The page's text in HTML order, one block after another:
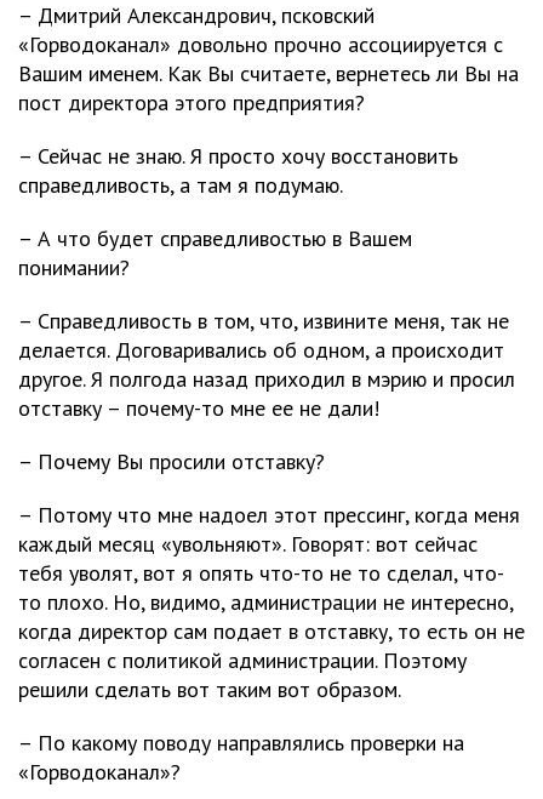
– Дмитрий Александрович, псковский
«Горводоканал» довольно прочно ассоциируется с
Вашим именем. Как Вы считаете, вернетесь ли Вы на
пост директора этого предприятия?
– Сейчас не знаю. Я просто хочу восстановить
справедливость, а там я подумаю.
– А что будет справедливостью в Вашем
понимании?
– Справедливость в том, что, извините меня, так не
делается. Договаривались об одном, а происходит
другое. Я полгода назад приходил в мэрию и просил
отставку – почему-то мне ее не дали!
– Почему Вы просили отставку?
– Потому что мне надоел этот прессинг, когда меня
каждый месяц «увольняют». Говорят: вот сейчас
тебя уволят, вот я опять что-то не то сделал, что-
то плохо. Но, видимо, администрации не интересно,
когда директор сам подает в отставку, то есть он не
согласен с политикой администрации. Поэтому
решили сделать вот таким вот образом.
– По какому поводу направлялись проверки на
«Горводоканал»?